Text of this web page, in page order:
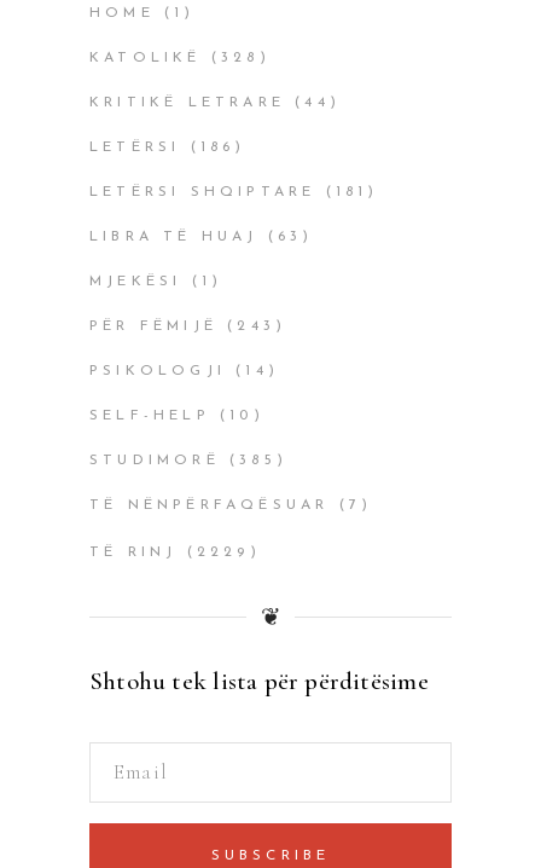
HOME (1)
KATOLIKË (328)
KRITIKË LETRARE (44)
LETËRSI (186)
LETËRSI SHQIPTARE (181)
LIBRA TË HUAJ (63)
MJEKËSI (1)
PËR FËMIJË (243)
PSIKOLOGJI (14)
SELF-HELP (10)
STUDIMORË (385)
TË NËNPËRFAQËSUAR (7)
TË RINJ (2229)
❦
Shtohu tek lista për përditësime
SUBSCRIBE